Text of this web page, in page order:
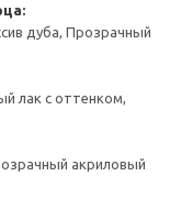
дуба, Прозрачный
лак с оттенком,
акриловый